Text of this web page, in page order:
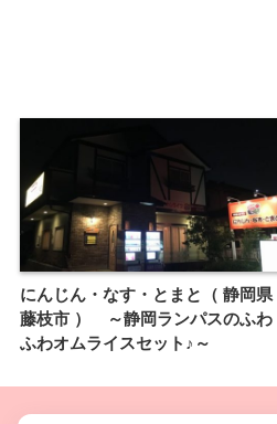
にんじん・なす・とまと（ 静岡県
藤枝市 ） ～静岡ランパスのふわ
ふわオムライスセット♪～